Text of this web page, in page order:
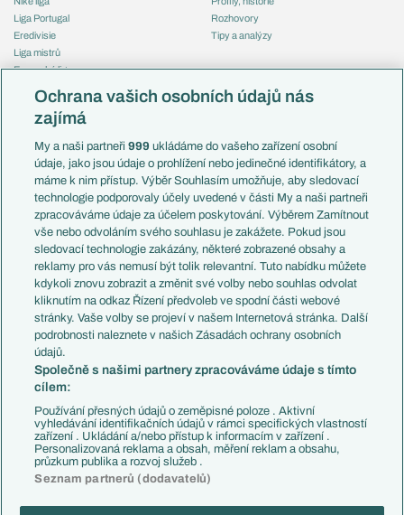
Liga Portugal
Eredivisie
Liga mistrů
Evropská liga
Mistrovství světa
Liga národů
Témata
Představení týmů MS
EuroSkauting
PL v kostce
Evropské koeficienty
Přestupy
Přestupové spekulace
Zranění
Kluby
Arsenal FC
Chelsea FC
Manchester United
AC Milán
Juventus FC
Bayern Mnichov
FC Barcelona
Real Madrid
Rozhovory
Tipy a analýzy
Česko
Francie
Itálie
Německo
Španělsko
Argentina
Brazílie
Přestupy
Zápasy
Livescore
Tipovací soutěž
Ochrana vašich osobních údajů nás
zajímá
My a naši partneři999 ukládáme do vašeho zařízení osobní
údaje, jako jsou údaje o prohlížení nebo jedinečné identifikátory, a
máme k nim přístup. Výběr Souhlasím umožňuje, aby sledovací
technologie podporovaly účely uvedené v části My a naši partneři
zpracováváme údaje za účelem poskytování. Výběrem Zamítnout
vše nebo odvoláním svého souhlasu je zakážete. Pokud jsou
sledovací technologie zakázány, některé zobrazené obsahy a
reklamy pro vás nemusí být tolik relevantní. Tuto nabídku můžete
kdykoli znovu zobrazit a změnit své volby nebo souhlas odvolat
kliknutím na odkaz Řízení předvoleb ve spodní části webové
stránky. Vaše volby se projeví v našem Internetová stránka. Další
podrobnosti naleznete v našich Zásadách ochrany osobních
údajů.
Společně s našimi partnery zpracováváme údaje s tímto
cílem:
Používání přesných údajů o zeměpisné poloze . Aktivní
vyhledávání identifikačních údajů v rámci specifických vlastností
zařízení . Ukládání a/nebo přístup k informacím v zařízení .
Personalizovaná reklama a obsah, měření reklam a obsahu,
průzkum publika a rozvoj služeb .
Seznam partnerů (dodavatelů)